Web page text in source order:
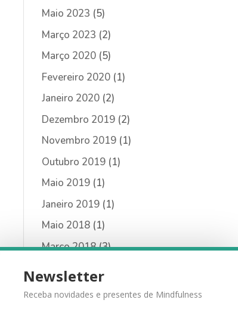
Maio 2023 (5)
Março 2023 (2)
Março 2020 (5)
Fevereiro 2020 (1)
Janeiro 2020 (2)
Dezembro 2019 (2)
Novembro 2019 (1)
Outubro 2019 (1)
Maio 2019 (1)
Janeiro 2019 (1)
Maio 2018 (1)
Março 2018(3)
Fevereiro 2018
Janeiro 2018
Newsletter
Receba novidades e presentes de Mindfulness